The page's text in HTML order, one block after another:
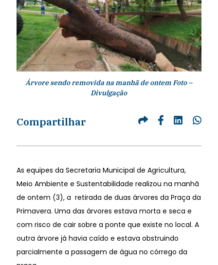
Árvore sendo removida na manhã de ontem Foto –
Divulgação
Compartilhar
As equipes da Secretaria Municipal de Agricultura,
Meio Ambiente e Sustentabilidade realizou na manhã
de ontem (3), a retirada de duas árvores da Praça da
Primavera. Uma das árvores estava morta e seca e
com risco de cair sobre a ponte que existe no local. A
outra árvore já havia caído e estava obstruindo
parcialmente a passagem de água no córrego da